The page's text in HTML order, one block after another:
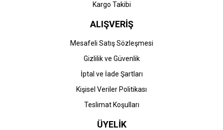
Kargo Takibi
ALIŞVERİŞ
Mesafeli Satış Sözleşmesi
Gizlilik ve Güvenlik
İptal ve İade Şartları
Kişisel Veriler Politikası
Teslimat Koşulları
ÜYELİK